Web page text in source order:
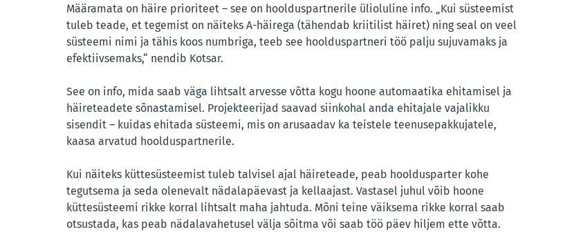
Määramata on häire prioriteet – see on hoolduspartnerile ülioluline info. „Kui süsteemist
tuleb teade, et tegemist on näiteks A-häirega (tähendab kriitilist häiret) ning seal on veel
süsteemi nimi ja tähis koos numbriga, teeb see hoolduspartneri töö palju sujuvamaks ja
efektiivsemaks,“ nendib Kotsar.
See on info, mida saab väga lihtsalt arvesse võtta kogu hoone automaatika ehitamisel ja
häireteadete sõnastamisel. Projekteerijad saavad siinkohal anda ehitajale vajalikku
sisendit – kuidas ehitada süsteemi, mis on arusaadav ka teistele teenusepakkujatele,
kaasa arvatud hoolduspartnerile.
Kui näiteks küttesüsteemist tuleb talvisel ajal häireteade, peab hooldusparter kohe
tegutsema ja seda olenevalt nädalapäevast ja kellaajast. Vastasel juhul võib hoone
küttesüsteemi rikke korral lihtsalt maha jahtuda. Mõni teine väiksema rikke korral saab
otsustada, kas peab nädalavahetusel välja sõitma või saab töö päev hiljem ette võtta.